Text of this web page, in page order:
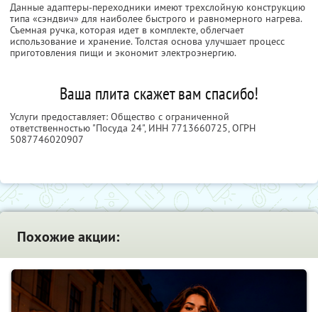
Данные адаптеры-переходники имеют трехслойную конструкцию
типа «сэндвич» для наиболее быстрого и равномерного нагрева.
Съемная ручка, которая идет в комплекте, облегчает
использование и хранение. Толстая основа улучшает процесс
приготовления пищи и экономит электроэнергию.
Ваша плита скажет вам спасибо!
Услуги предоставляет: Общество с ограниченной
ответственностью "Посуда 24", ИНН 7713660725, ОГРН
5087746020907
Похожие акции: